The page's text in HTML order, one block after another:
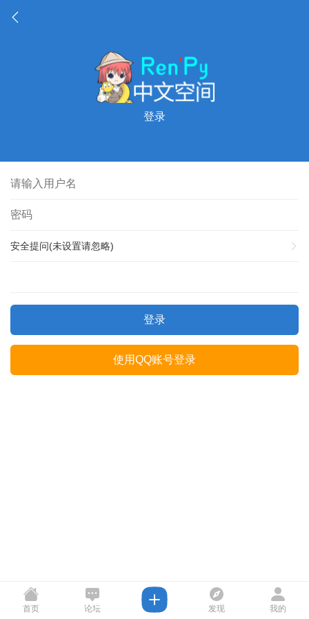
登录
安全提问(未设置请忽略)
登录
使用QQ账号登录
首页 论坛 发现 我的